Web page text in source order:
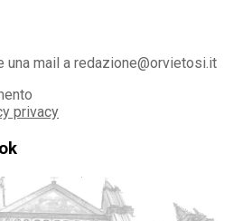
una mail a redazione@orvietosi.it
privacy